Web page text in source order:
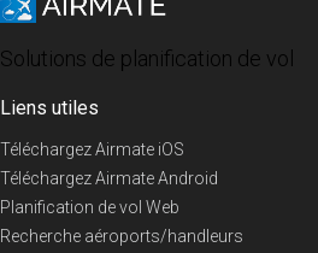
Solutions de planification de vol
Liens utiles
Téléchargez Airmate iOS
Téléchargez Airmate Android
Planification de vol Web
Recherche aéroports/handleurs